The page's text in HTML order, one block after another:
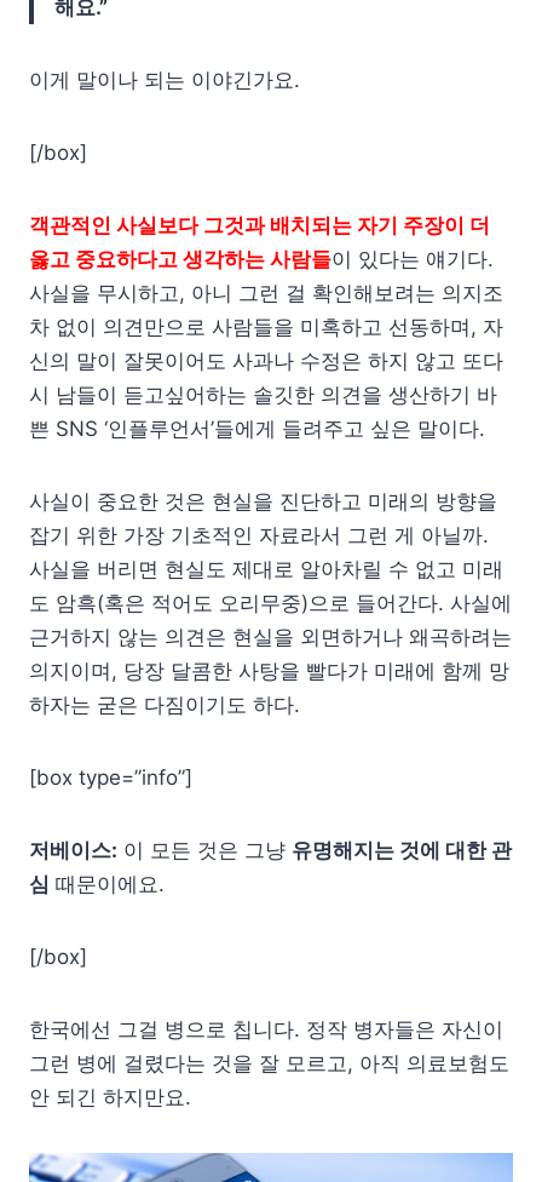
해요.”
이게 말이나 되는 이야긴가요.
[/box]
객관적인 사실보다 그것과 배치되는 자기 주장이 더
옳고 중요하다고 생각하는 사람들이 있다는 얘기다.
사실을 무시하고, 아니 그런 걸 확인해보려는 의지조
차 없이 의견만으로 사람들을 미혹하고 선동하며, 자
신의 말이 잘못이어도 사과나 수정은 하지 않고 또다
시 남들이 듣고싶어하는 솔깃한 의견을 생산하기 바
쁜 SNS ‘인플루언서’들에게 들려주고 싶은 말이다.
사실이 중요한 것은 현실을 진단하고 미래의 방향을
잡기 위한 가장 기초적인 자료라서 그런 게 아닐까.
사실을 버리면 현실도 제대로 알아차릴 수 없고 미래
도 암흑(혹은 적어도 오리무중)으로 들어간다. 사실에
근거하지 않는 의견은 현실을 외면하거나 왜곡하려는
의지이며, 당장 달콤한 사탕을 빨다가 미래에 함께 망
하자는 굳은 다짐이기도 하다.
[box type=”info”]
저베이스: 이 모든 것은 그냥 유명해지는 것에 대한 관
심 때문이에요.
[/box]
한국에선 그걸 병으로 칩니다. 정작 병자들은 자신이
그런 병에 걸렸다는 것을 잘 모르고, 아직 의료보험도
안 되긴 하지만요.